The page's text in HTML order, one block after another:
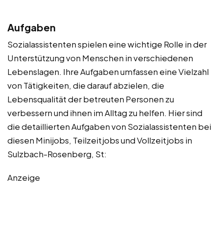
Aufgaben
Sozialassistenten spielen eine wichtige Rolle in der
Unterstützung von Menschen in verschiedenen
Lebenslagen. Ihre Aufgaben umfassen eine Vielzahl
von Tätigkeiten, die darauf abzielen, die
Lebensqualität der betreuten Personen zu
verbessern und ihnen im Alltag zu helfen. Hier sind
die detaillierten Aufgaben von Sozialassistenten bei
diesen Minijobs, Teilzeitjobs und Vollzeitjobs in
Sulzbach-Rosenberg, St:
Anzeige